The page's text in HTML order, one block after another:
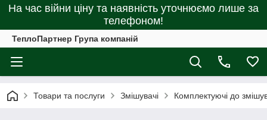
На час війни ціну та наявність уточнюємо лише за
телефоном!
ТеплоПартнер Група компаній
Товари та послуги Змішувачі Комплектуючі до